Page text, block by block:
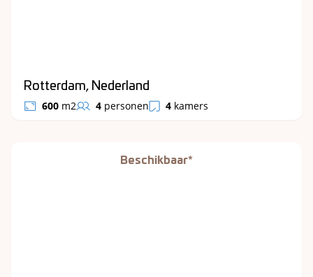
Rotterdam, Nederland
600 m2 4 personen 4 kamers
Beschikbaar*